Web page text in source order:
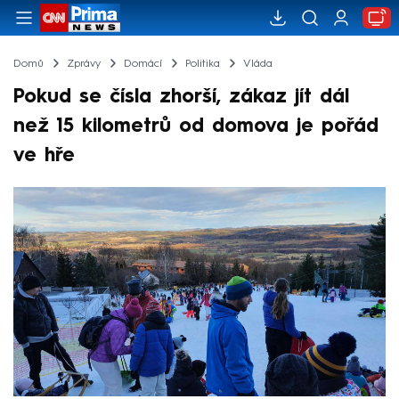
Domů Zprávy Domácí Politika Vláda
Pokud se čísla zhorší, zákaz jít dál
než 15 kilometrů od domova je pořád
ve hře